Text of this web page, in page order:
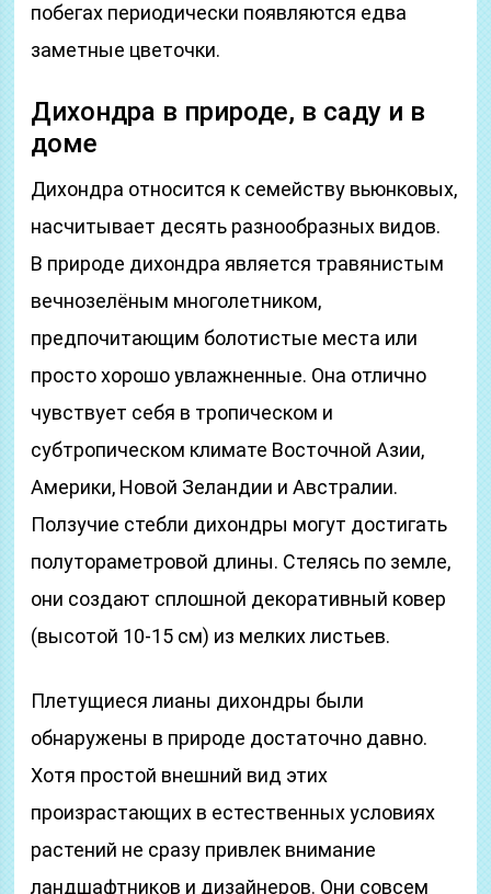
побегах периодически появляются едва
заметные цветочки.
Дихондра в природе, в саду и в
доме
Дихондра относится к семейству вьюнковых,
насчитывает десять разнообразных видов.
В природе дихондра является травянистым
вечнозелёным многолетником,
предпочитающим болотистые места или
просто хорошо увлажненные. Она отлично
чувствует себя в тропическом и
субтропическом климате Восточной Азии,
Америки, Новой Зеландии и Австралии.
Ползучие стебли дихондры могут достигать
полутораметровой длины. Стелясь по земле,
они создают сплошной декоративный ковер
(высотой 10-15 см) из мелких листьев.
Плетущиеся лианы дихондры были
обнаружены в природе достаточно давно.
Хотя простой внешний вид этих
произрастающих в естественных условиях
растений не сразу привлек внимание
ландшафтников и дизайнеров. Они совсем